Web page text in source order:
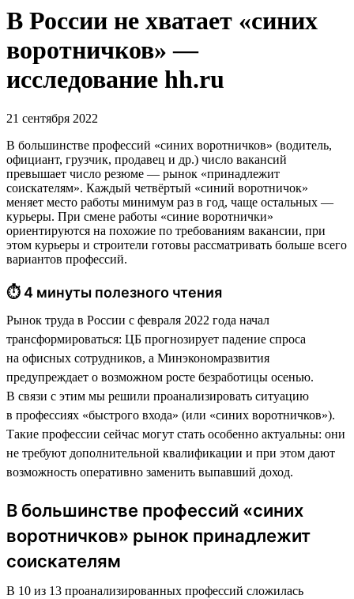
В России не хватает «синих
воротничков» —
исследование hh.ru
21 сентября 2022
В большинстве профессий «синих воротничков» (водитель,
официант, грузчик, продавец и др.) число вакансий
превышает число резюме — рынок «принадлежит
соискателям». Каждый четвёртый «синий воротничок»
меняет место работы минимум раз в год, чаще остальных —
курьеры. При смене работы «синие воротнички»
ориентируются на похожие по требованиям вакансии, при
этом курьеры и строители готовы рассматривать больше всего
вариантов профессий.
⏱ 4 минуты полезного чтения
Рынок труда в России с февраля 2022 года начал
трансформироваться: ЦБ прогнозирует падение спроса
на офисных сотрудников, а Минэкономразвития
предупреждает о возможном росте безработицы осенью.
В связи с этим мы решили проанализировать ситуацию
в профессиях «быстрого входа» (или «синих воротничков»).
Такие профессии сейчас могут стать особенно актуальны: они
не требуют дополнительной квалификации и при этом дают
возможность оперативно заменить выпавший доход.
В большинстве профессий «синих
воротничков» рынок принадлежит
соискателям
В 10 из 13 проанализированных профессий сложилась